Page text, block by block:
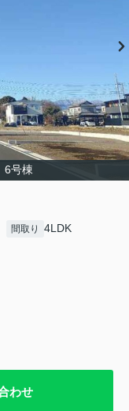
6号棟
間取り 4LDK
わせ